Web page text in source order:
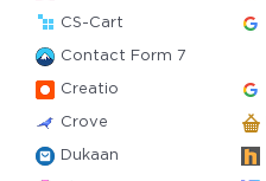
CS-Cart
Contact Form 7
Creatio
Crove
Dukaan